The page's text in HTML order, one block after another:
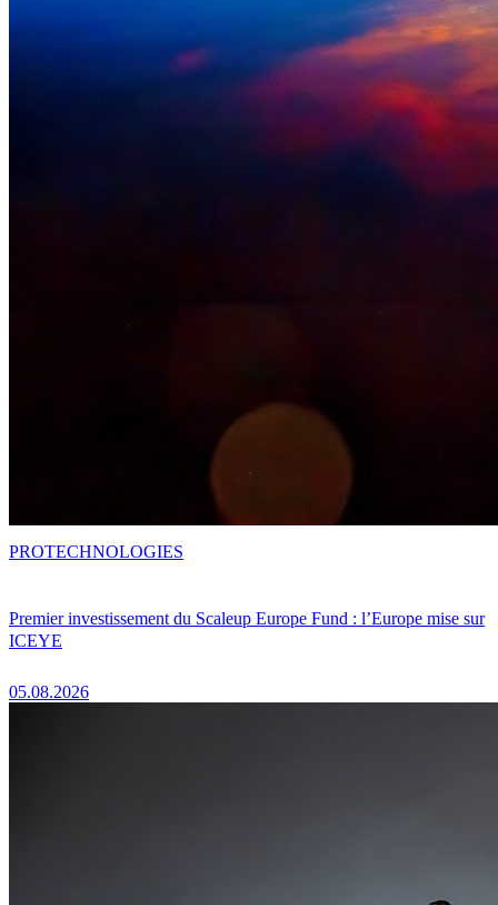
Premier investissement du Scaleup Europe Fund : l’Europe mise sur
ICEYE
05.08.2026
PROTECHNOLOGIES